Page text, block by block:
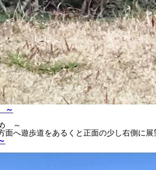
～
面へ遊歩道をあるくと正面の少し右側に